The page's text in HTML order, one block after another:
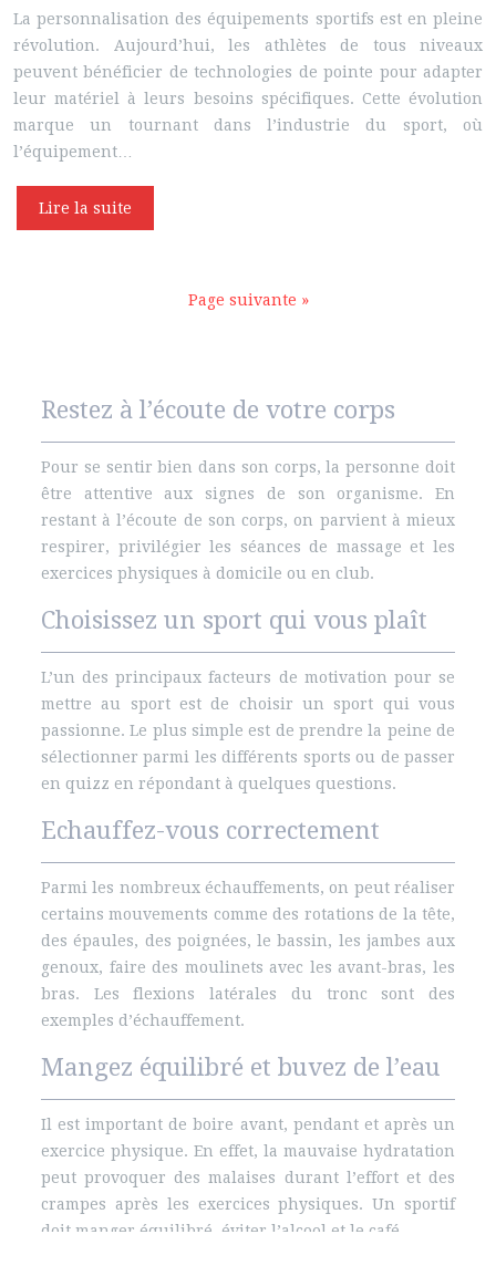
La personnalisation des équipements sportifs est en pleine
révolution. Aujourd’hui, les athlètes de tous niveaux
peuvent bénéficier de technologies de pointe pour adapter
leur matériel à leurs besoins spécifiques. Cette évolution
marque un tournant dans l’industrie du sport, où
l’équipement…
Lire la suite
Page suivante »
Restez à l’écoute de votre corps
Pour se sentir bien dans son corps, la personne doit
être attentive aux signes de son organisme. En
restant à l’écoute de son corps, on parvient à mieux
respirer, privilégier les séances de massage et les
exercices physiques à domicile ou en club.
Choisissez un sport qui vous plaît
L’un des principaux facteurs de motivation pour se
mettre au sport est de choisir un sport qui vous
passionne. Le plus simple est de prendre la peine de
sélectionner parmi les différents sports ou de passer
en quizz en répondant à quelques questions.
Echauffez-vous correctement
Parmi les nombreux échauffements, on peut réaliser
certains mouvements comme des rotations de la tête,
des épaules, des poignées, le bassin, les jambes aux
genoux, faire des moulinets avec les avant-bras, les
bras. Les flexions latérales du tronc sont des
exemples d’échauffement.
Mangez équilibré et buvez de l’eau
Il est important de boire avant, pendant et après un
exercice physique. En effet, la mauvaise hydratation
peut provoquer des malaises durant l’effort et des
crampes après les exercices physiques. Un sportif
doit manger équilibré, éviter l’alcool et le café.